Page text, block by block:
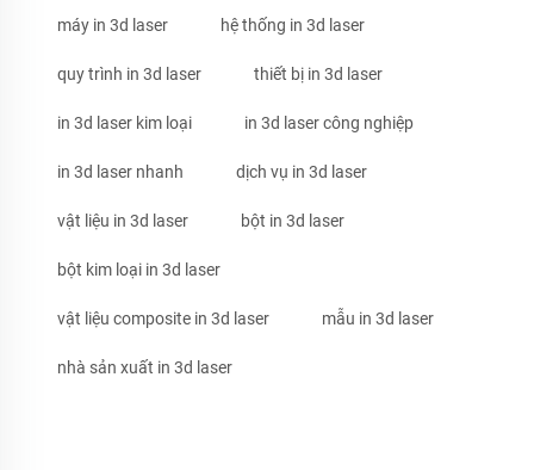
máy in 3d laser hệ thống in 3d laser
quy trình in 3d laser thiết bị in 3d laser
in 3d laser kim loại in 3d laser công nghiệp
in 3d laser nhanh dịch vụ in 3d laser
vật liệu in 3d laser bột in 3d laser
bột kim loại in 3d laser
vật liệu composite in 3d laser mẫu in 3d laser
nhà sản xuất in 3d laser